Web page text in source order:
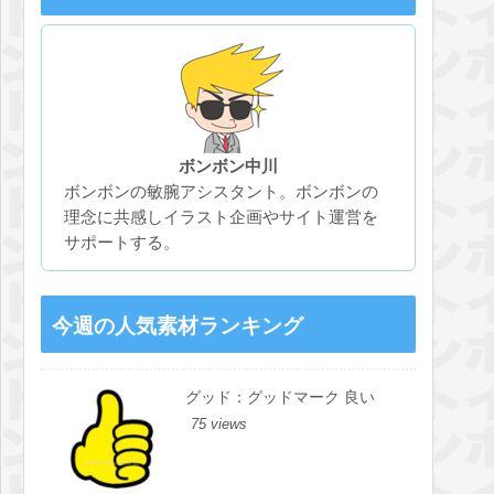
ボンボン中川
ボンボンの敏腕アシスタント。ボンボンの
理念に共感しイラスト企画やサイト運営を
サポートする。
今週の人気素材ランキング
グッド：グッドマーク 良い
75 views